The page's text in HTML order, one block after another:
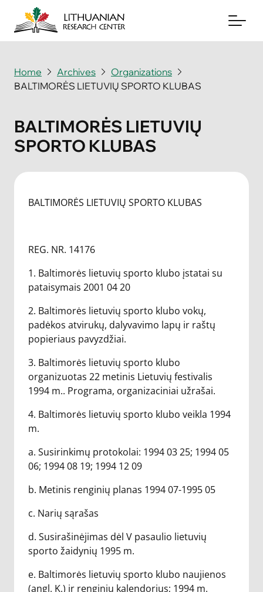
About
Periodicals
Books
News & Events
Contact Us
Home Archives
Organizations
BALTIMORĖS LIETUVIŲ SPORTO KLUBAS
BALTIMORĖS LIETUVIŲ
SPORTO KLUBAS
BALTIMORĖS LIETUVIŲ SPORTO KLUBAS
REG. NR. 14176
1. Baltimorės lietuvių sporto klubo įstatai su
pataisymais 2001 04 20
2. Baltimorės lietuvių sporto klubo vokų,
padėkos atvirukų, dalyvavimo lapų ir raštų
popieriaus pavyzdžiai.
3. Baltimorės lietuvių sporto klubo
organizuotas 22 metinis Lietuvių festivalis
1994 m.. Programa, organizaciniai užrašai.
4. Baltimorės lietuvių sporto klubo veikla 1994
m.
a. Susirinkimų protokolai: 1994 03 25; 1994 05
06; 1994 08 19; 1994 12 09
b. Metinis renginių planas 1994 07-1995 05
c. Narių sąrašas
d. Susirašinėjimas dėl V pasaulio lietuvių
sporto žaidynių 1995 m.
e. Baltimorės lietuvių sporto klubo naujienos
(angl. K.) ir renginių kalendorius; 1994 m.